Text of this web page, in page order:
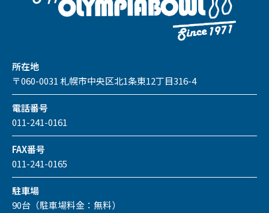
所在地
〒060-0031 札幌市中央区北1条東12丁目316-4
電話番号
011-241-0161
FAX番号
011-241-0165
駐車場
90台（駐車場料金：無料）